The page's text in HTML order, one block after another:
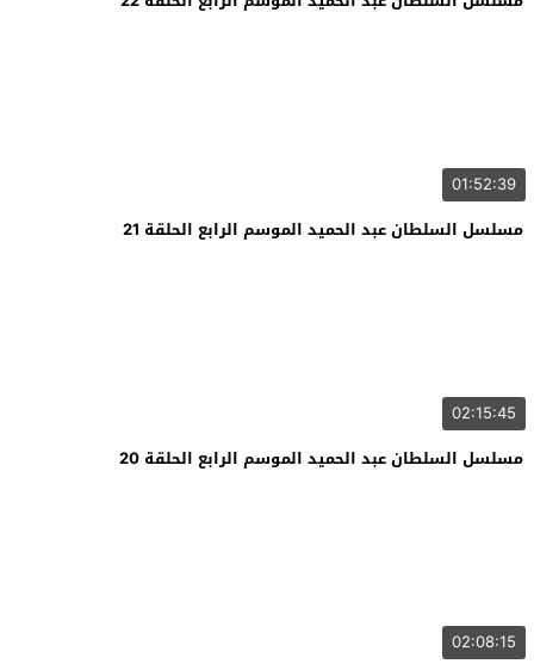
01:52:39
مسلسل السلطان عبد الحميد الموسم الرابع الحلقة 21
02:15:45
مسلسل السلطان عبد الحميد الموسم الرابع الحلقة 20
02:08:15